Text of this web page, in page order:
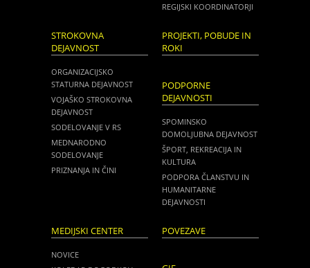
REGIJSKI KOORDINATORJI
STROKOVNA
DEJAVNOST
ORGANIZACIJSKO
STATURNA DEJAVNOST
VOJAŠKO STROKOVNA
DEJAVNOST
SODELOVANJE V RS
MEDNARODNO
SODELOVANJE
PRIZNANJA IN ČINI
PROJEKTI, POBUDE IN
ROKI
PODPORNE
DEJAVNOSTI
SPOMINSKO
DOMOLJUBNA DEJAVNOST
ŠPORT, REKREACIJA IN
KULTURA
PODPORA ČLANSTVU IN
HUMANITARNE
DEJAVNOSTI
MEDIJSKI CENTER
NOVICE
POVEZAVE